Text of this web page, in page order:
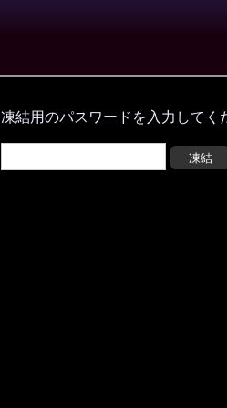
凍結用のパスワードを入力してく